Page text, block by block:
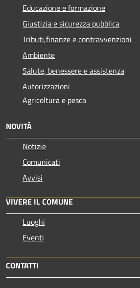
Educazione e formazione
Giustizia e sicurezza pubblica
Tributi,finanze e contravvenzioni
Ambiente
Salute, benessere e assistenza
Autorizzazioni
Agricoltura e pesca
NOVITÀ
Notizie
Comunicati
Avvisi
VIVERE IL COMUNE
Luoghi
Eventi
CONTATTI